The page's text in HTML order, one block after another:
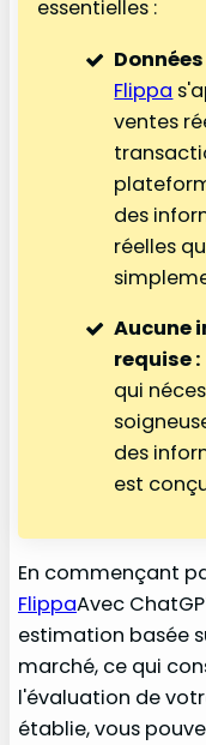
essentielles :
Flippa
ventes
des
réelles
Aucune
requise :
qui
des
est
En commençant
FlippaAvec
estimation basée
marché, ce qui
l'évaluation de
établie, vous